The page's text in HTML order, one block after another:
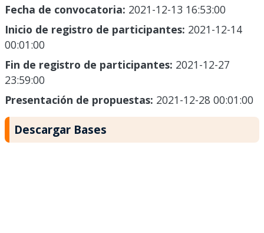
Fecha de convocatoria: 2021-12-13 16:53:00
Inicio de registro de participantes: 2021-12-14
00:01:00
Fin de registro de participantes: 2021-12-27
23:59:00
Presentación de propuestas: 2021-12-28 00:01:00
Descargar Bases